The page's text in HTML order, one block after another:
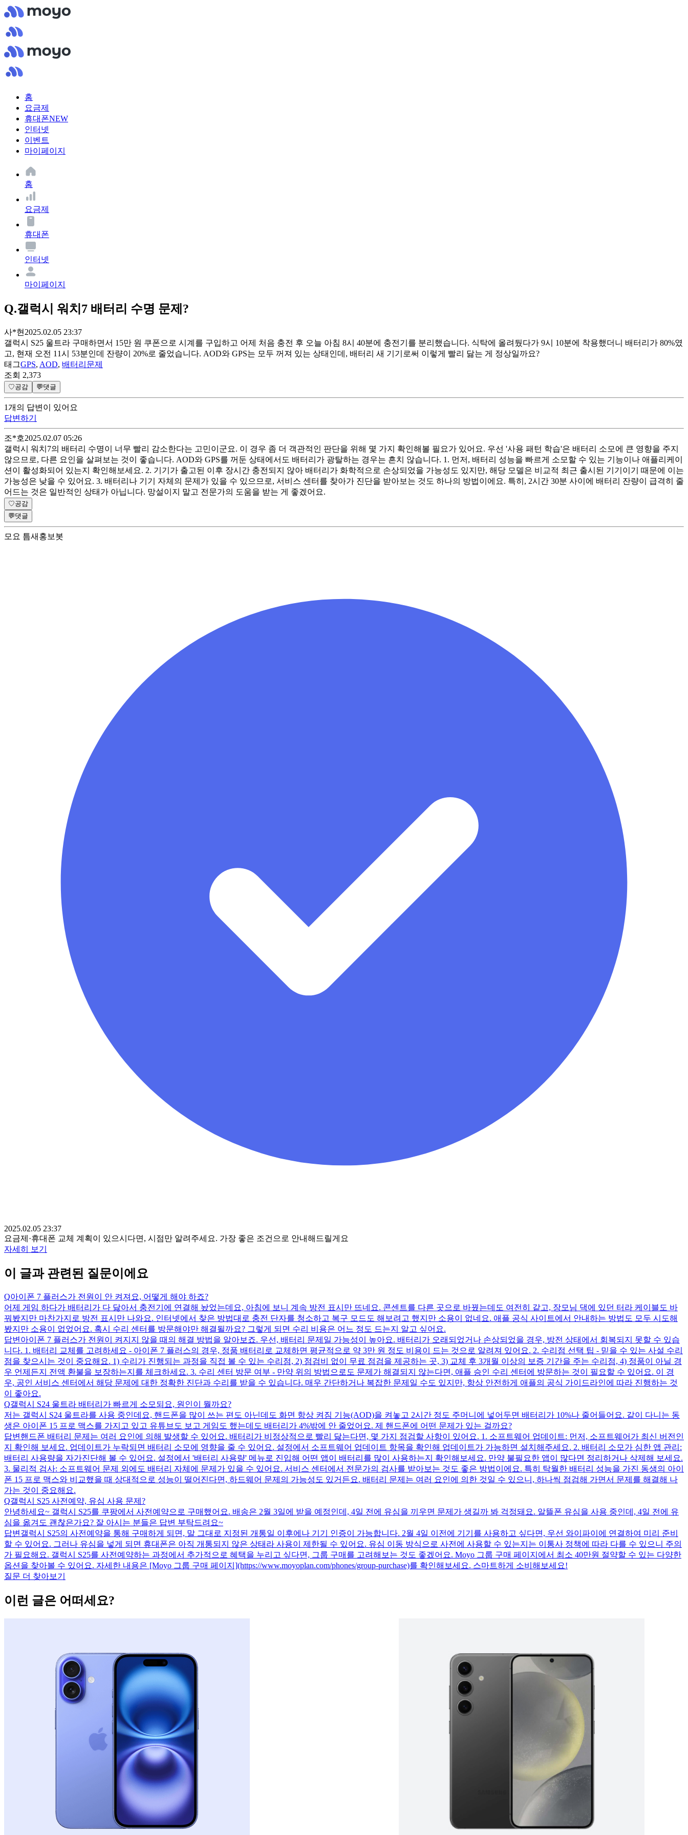
홈
요금제
휴대폰NEW
인터넷
이벤트
마이페이지
홈
요금제
휴대폰
인터넷
마이페이지
Q.갤럭시 워치7 배터리 수명 문제?
사*현 2025.02.05 23:37
갤럭시 S25 울트라 구매하면서 15만 원 쿠폰으로 시계를 구입하고 어제 처음 충전 후 오늘 아침 8시 40분에 충전기를 분리했습니다. 식탁에 올려뒀다가 9시 10분에 착용했더니 배터리가 80%였
고, 현재 오전 11시 53분인데 잔량이 20%로 줄었습니다. AOD와 GPS는 모두 꺼져 있는 상태인데, 배터리 새 기기로써 이렇게 빨리 닳는 게 정상일까요?
태그GPS, AOD, 배터리문제
조회 2,373
♡공감 💬댓글
1개 의 답변이 있어요
답변하기
조*호2025.02.07 05:26
갤럭시 워치7의 배터리 수명이 너무 빨리 감소한다는 고민이군요. 이 경우 좀 더 객관적인 판단을 위해 몇 가지 확인해볼 필요가 있어요. 우선 '사용 패턴 학습'은 배터리 소모에 큰 영향을 주지
않으므로, 다른 요인을 살펴보는 것이 좋습니다. AOD와 GPS를 꺼둔 상태에서도 배터리가 광탈하는 경우는 흔치 않습니다. 1. 먼저, 배터리 성능을 빠르게 소모할 수 있는 기능이나 애플리케이
션이 활성화되어 있는지 확인해보세요. 2. 기기가 출고된 이후 장시간 충전되지 않아 배터리가 화학적으로 손상되었을 가능성도 있지만, 해당 모델은 비교적 최근 출시된 기기이기 때문에 이는
가능성은 낮을 수 있어요. 3. 배터리나 기기 자체의 문제가 있을 수 있으므로, 서비스 센터를 찾아가 진단을 받아보는 것도 하나의 방법이에요. 특히, 2시간 30분 사이에 배터리 잔량이 급격히 줄
어드는 것은 일반적인 상태가 아닙니다. 망설이지 말고 전문가의 도움을 받는 게 좋겠어요.
♡공감
💬댓글
모요 틈새홍보봇
2025.02.05 23:37
요금제·휴대폰 교체 계획이 있으시다면, 시점만 알려주세요. 가장 좋은 조건으로 안내해드릴게요
자세히 보기
이 글과 관련된 질문이에요
Q아이폰 7 플러스가 전원이 안 켜져요, 어떻게 해야 하죠?
어제 게임 하다가 배터리가 다 닳아서 충전기에 연결해 놨었는데요, 아침에 보니 계속 방전 표시만 뜨네요. 콘센트를 다른 곳으로 바꿨는데도 여전히 같고, 장모님 댁에 있던 터라 케이블도 바
꿔봤지만 마찬가지로 방전 표시만 나와요. 인터넷에서 찾은 방법대로 충전 단자를 청소하고 복구 모드도 해보려고 했지만 소용이 없네요. 애플 공식 사이트에서 안내하는 방법도 모두 시도해
봤지만 소용이 없었어요. 혹시 수리 센터를 방문해야만 해결될까요? 그렇게 되면 수리 비용은 어느 정도 드는지 알고 싶어요.
답변 아이폰 7 플러스가 전원이 켜지지 않을 때의 해결 방법을 알아보죠. 우선, 배터리 문제일 가능성이 높아요. 배터리가 오래되었거나 손상되었을 경우, 방전 상태에서 회복되지 못할 수 있습
니다. 1. 배터리 교체를 고려하세요 - 아이폰 7 플러스의 경우, 정품 배터리로 교체하면 평균적으로 약 3만 원 정도 비용이 드는 것으로 알려져 있어요. 2. 수리점 선택 팁 - 믿을 수 있는 사설 수리
점을 찾으시는 것이 중요해요. 1) 수리가 진행되는 과정을 직접 볼 수 있는 수리점, 2) 점검비 없이 무료 점검을 제공하는 곳, 3) 교체 후 3개월 이상의 보증 기간을 주는 수리점, 4) 정품이 아닐 경
우 언제든지 전액 환불을 보장하는지를 체크하세요. 3. 수리 센터 방문 여부 - 만약 위의 방법으로도 문제가 해결되지 않는다면, 애플 승인 수리 센터에 방문하는 것이 필요할 수 있어요. 이 경
우, 공인 서비스 센터에서 해당 문제에 대한 정확한 진단과 수리를 받을 수 있습니다. 매우 간단하거나 복잡한 문제일 수도 있지만, 항상 안전하게 애플의 공식 가이드라인에 따라 진행하는 것
이 좋아요.
Q갤럭시 S24 울트라 배터리가 빠르게 소모되요, 원인이 뭘까요?
저는 갤럭시 S24 울트라를 사용 중인데요, 핸드폰을 많이 쓰는 편도 아닌데도 화면 항상 켜짐 기능(AOD)을 켜놓고 2시간 정도 주머니에 넣어두면 배터리가 10%나 줄어들어요. 같이 다니는 동
생은 아이폰 15 프로 맥스를 가지고 있고 유튜브도 보고 게임도 했는데도 배터리가 4%밖에 안 줄었어요. 제 핸드폰에 어떤 문제가 있는 걸까요?
답변 핸드폰 배터리 문제는 여러 요인에 의해 발생할 수 있어요. 배터리가 비정상적으로 빨리 닳는다면, 몇 가지 점검할 사항이 있어요. 1. 소프트웨어 업데이트: 먼저, 소프트웨어가 최신 버전인
지 확인해 보세요. 업데이트가 누락되면 배터리 소모에 영향을 줄 수 있어요. 설정에서 소프트웨어 업데이트 항목을 확인해 업데이트가 가능하면 설치해주세요. 2. 배터리 소모가 심한 앱 관리:
배터리 사용량을 자가진단해 볼 수 있어요. 설정에서 '배터리 사용량' 메뉴로 진입해 어떤 앱이 배터리를 많이 사용하는지 확인해보세요. 만약 불필요한 앱이 많다면 정리하거나 삭제해 보세요.
3. 물리적 검사: 소프트웨어 문제 외에도 배터리 자체에 문제가 있을 수 있어요. 서비스 센터에서 전문가의 검사를 받아보는 것도 좋은 방법이에요. 특히 탁월한 배터리 성능을 가진 동생의 아이
폰 15 프로 맥스와 비교했을 때 상대적으로 성능이 떨어진다면, 하드웨어 문제의 가능성도 있거든요. 배터리 문제는 여러 요인에 의한 것일 수 있으니, 하나씩 점검해 가면서 문제를 해결해 나
가는 것이 중요해요.
Q갤럭시 S25 사전예약, 유심 사용 문제?
안녕하세요~ 갤럭시 S25를 쿠팡에서 사전예약으로 구매했어요. 배송은 2월 3일에 받을 예정인데, 4일 전에 유심을 끼우면 문제가 생길까 봐 걱정돼요. 알뜰폰 유심을 사용 중인데, 4일 전에 유
심을 옮겨도 괜찮은가요? 잘 아시는 분들은 답변 부탁드려요~
답변 갤럭시 S25의 사전예약을 통해 구매하게 되면, 말 그대로 지정된 개통일 이후에나 기기 인증이 가능합니다. 2월 4일 이전에 기기를 사용하고 싶다면, 우선 와이파이에 연결하여 미리 준비
할 수 있어요. 그러나 유심을 넣게 되면 휴대폰은 아직 개통되지 않은 상태라 사용이 제한될 수 있어요. 유심 이동 방식으로 사전에 사용할 수 있는지는 이통사 정책에 따라 다를 수 있으니 주의
가 필요해요. 갤럭시 S25를 사전예약하는 과정에서 추가적으로 혜택을 누리고 싶다면, 그룹 구매를 고려해보는 것도 좋겠어요. Moyo 그룹 구매 페이지에서 최소 40만원 절약할 수 있는 다양한
옵션을 찾아볼 수 있어요. 자세한 내용은 [Moyo 그룹 구매 페이지](https://www.moyoplan.com/phones/group-purchase)를 확인해보세요. 스마트하게 소비해보세요!
질문 더 찾아보기
이런 글은 어떠세요?